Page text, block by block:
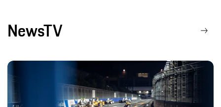
NewsTV